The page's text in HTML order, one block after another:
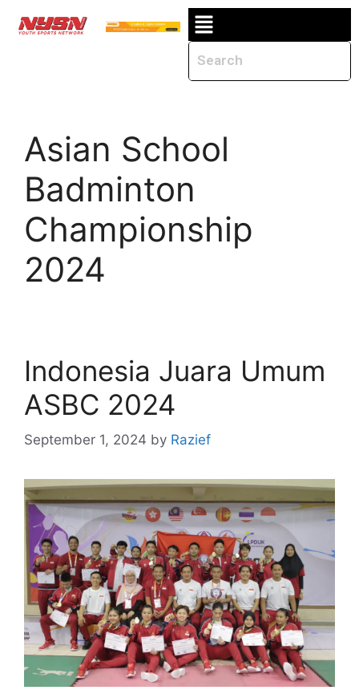
Asian School
Badminton
Championship
2024
Indonesia Juara Umum
ASBC 2024
September 1, 2024 by Razief